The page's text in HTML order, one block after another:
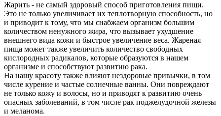
Жарить - не самый здоровый способ приготовления пищи.
Это не только увеличивает их теплотворную способность, но
и приводит к тому, что мы снабжаем организм большим
количеством ненужного жира, что вызывает ухудшение
внешнего вида кожи и быстрое увеличение веса. Жареная
пища может также увеличить количество свободных
кислородных радикалов, которые образуются в нашем
организме и способствуют развитию рака.
На нашу красоту также влияют нездоровые привычки, в том
числе курение и частые солнечные ванны. Они повреждают
не только кожу и волосы, но и приводят к развитию очень
опасных заболеваний, в том числе рак поджелудочной железы
и меланома.